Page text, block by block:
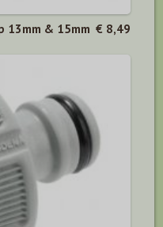
13mm & 15mm € 8,49